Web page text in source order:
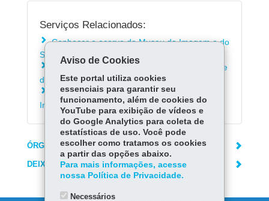
Serviços Relacionados:
Conhecer o acervo do Museu da Imagem e do
Som de Curitiba
Conhecer a biblioteca do Museu da Imagem e
do Som em Curitiba
Consultar a programação do Museu da
Imagem e do Som do Paraná
ÓRGÃO RESPONSÁVEL
DEIXE SUA OPINIÃO
Aviso de Cookies
Este portal utiliza cookies
essenciais para garantir seu
funcionamento, além de cookies do
YouTube para exibição de vídeos e
do Google Analytics para coleta de
estatísticas de uso. Você pode
escolher como tratamos os cookies
a partir das opções abaixo.
Para mais informações, acesse
nossa Política de Privacidade.
Necessários